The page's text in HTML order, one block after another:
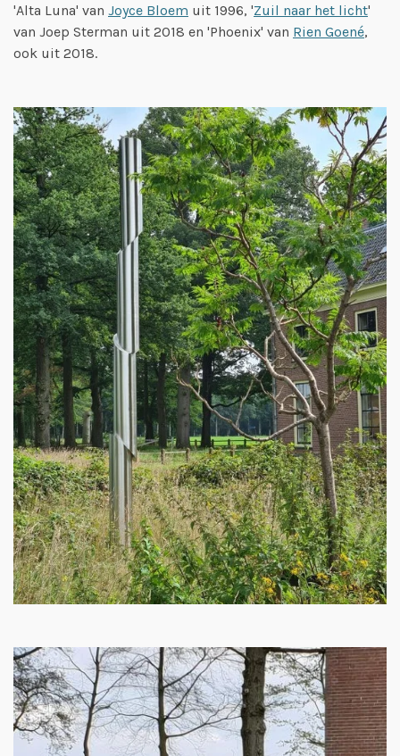
'Alta Luna' van Joyce Bloem uit 1996, 'Zuil naar het licht'
van Joep Sterman uit 2018 en 'Phoenix' van Rien Goené,
ook uit 2018.